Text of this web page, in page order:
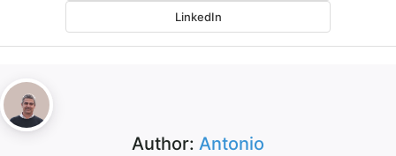
LinkedIn
Author: Antonio